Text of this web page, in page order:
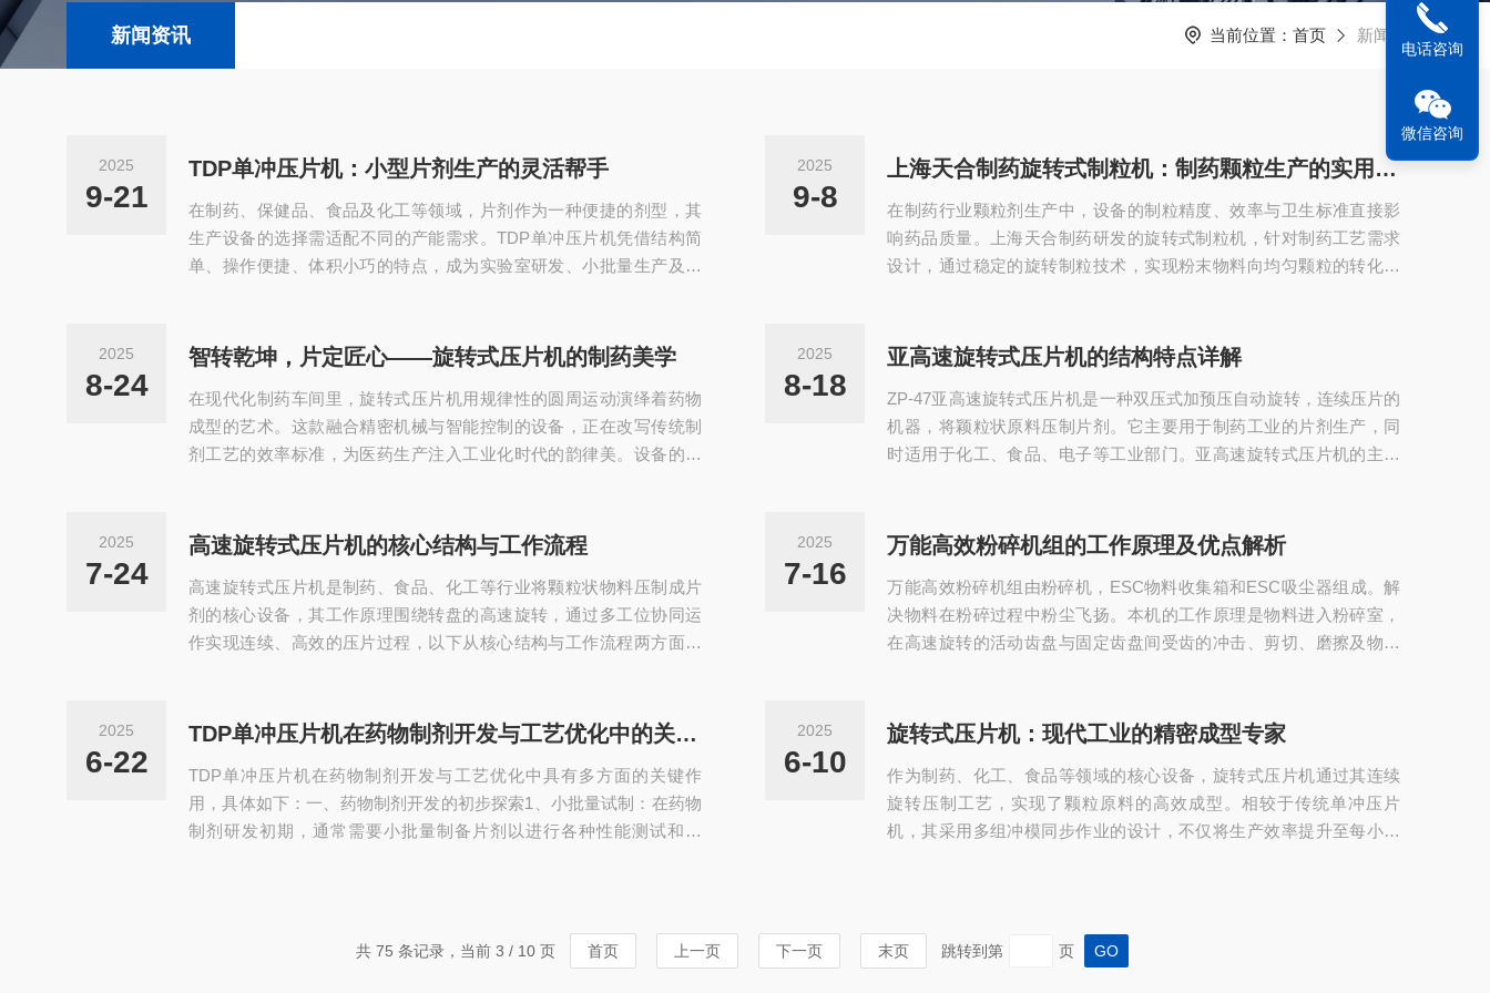
新闻资讯 当前位置： 首页 新闻资讯
2025
9-21
TDP单冲压片机：小型片剂生产的灵活帮手
在制药、保健品、食品及化工等领域，片剂作为一种便捷的剂型，其
生产设备的选择需适配不同的产能需求。TDP单冲压片机凭借结构简
单、操作便捷、体积小巧的特点，成为实验室研发、小批量生产及小
凸轮、杠杆等机械结构实现“填料-压片-出片”的连续动作。其主体结构
动凸轮旋转，驱动上冲和下冲做往复运动；当加料斗中...
2025
9-8
上海天合制药旋转式制粒机：制药颗粒生产的实用装备
在制药行业颗粒剂生产中，设备的制粒精度、效率与卫生标准直接影
响药品质量。上海天合制药研发的旋转式制粒机，针对制药工艺需求
设计，通过稳定的旋转制粒技术，实现粉末物料向均匀颗粒的转化，
旋转式制粒机采用“挤压-制粒”一体化原理，契合制药行业对颗粒均匀
粉、化学药粉)通过加料斗进入制粒室，制粒室内的旋转压轮将...
2025
8-24
智转乾坤，片定匠心——旋转式压片机的制药美学
在现代化制药车间里，旋转式压片机用规律性的圆周运动演绎着药物
成型的艺术。这款融合精密机械与智能控制的设备，正在改写传统制
剂工艺的效率标准，为医药生产注入工业化时代的韵律美。设备的创
道控制的上下冲杆精准配合，在填充、预压、主压、出片四个工位间
片重差异控制在±3%以内。这种连续性生产方...
2025
8-18
亚高速旋转式压片机的结构特点详解
ZP-47亚高速旋转式压片机是一种双压式加预压自动旋转，连续压片的
机器，将颖粒状原料压制片剂。它主要用于制药工业的片剂生产，同
时适用于化工、食品、电子等工业部门。亚高速旋转式压片机的主要
染，符合GMP要求。2、双压式，双面出片，使用ZP冲模，可将颗粒
机和其它安全保护装置，运行时也能调整与操作。冲模...
2025
7-24
高速旋转式压片机的核心结构与工作流程
高速旋转式压片机是制药、食品、化工等行业将颗粒状物料压制成片
剂的核心设备，其工作原理围绕转盘的高速旋转，通过多工位协同运
作实现连续、高效的压片过程，以下从核心结构与工作流程两方面详
每组模具对应一个压片工位。上冲和下冲分别与固定在设备顶部和底
盘旋转至物料填充区时，轨道引导下冲下降，使模圈的腔体形成容...
2025
7-16
万能高效粉碎机组的工作原理及优点解析
万能高效粉碎机组由粉碎机，ESC物料收集箱和ESC吸尘器组成。解
决物料在粉碎过程中粉尘飞扬。本机的工作原理是物料进入粉碎室，
在高速旋转的活动齿盘与固定齿盘间受齿的冲击、剪切、磨擦及物料
碎与吸尘为一体的新一代粉碎设备。万能高效粉碎机(组)的优点主要体
活动齿盘/固定齿盘结构，可快速粉碎多...
2025
6-22
TDP单冲压片机在药物制剂开发与工艺优化中的关键作用
TDP单冲压片机在药物制剂开发与工艺优化中具有多方面的关键作
用，具体如下：一、药物制剂开发的初步探索1、小批量试制：在药物
制剂研发初期，通常需要小批量制备片剂以进行各种性能测试和筛
合，观察其对片剂成型性、硬度、崩解时间等性质的影响。这有助于
筛选出最佳的药物配方，为后续的大规模生产提供基础。3、工艺可...
2025
6-10
旋转式压片机：现代工业的精密成型专家
作为制药、化工、食品等领域的核心设备，旋转式压片机通过其连续
旋转压制工艺，实现了颗粒原料的高效成型。相较于传统单冲压片
机，其采用多组冲模同步作业的设计，不仅将生产效率提升至每小时
置和压力调节机构。转盘采用三层结构设计，上层固定上冲头，中层
嵌合中模，下层驱动下冲头，33组冲模均匀分布可实现单周66片的...
共 75 条记录，当前 3 / 10 页 首页 上一页 下一页 末页 跳转到第 页
电话咨询
微信咨询